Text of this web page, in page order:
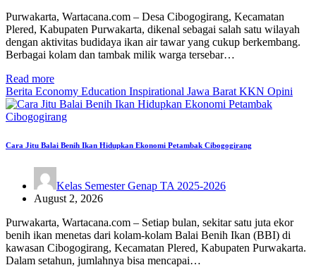
Purwakarta, Wartacana.com – Desa Cibogogirang, Kecamatan
Plered, Kabupaten Purwakarta, dikenal sebagai salah satu wilayah
dengan aktivitas budidaya ikan air tawar yang cukup berkembang.
Berbagai kolam dan tambak milik warga tersebar…
Read more
Berita Economy Education Inspirational Jawa Barat KKN Opini
Cara Jitu Balai Benih Ikan Hidupkan Ekonomi Petambak Cibogogirang
Kelas Semester Genap TA 2025-2026
August 2, 2026
Purwakarta, Wartacana.com – Setiap bulan, sekitar satu juta ekor
benih ikan menetas dari kolam-kolam Balai Benih Ikan (BBI) di
kawasan Cibogogirang, Kecamatan Plered, Kabupaten Purwakarta.
Dalam setahun, jumlahnya bisa mencapai…